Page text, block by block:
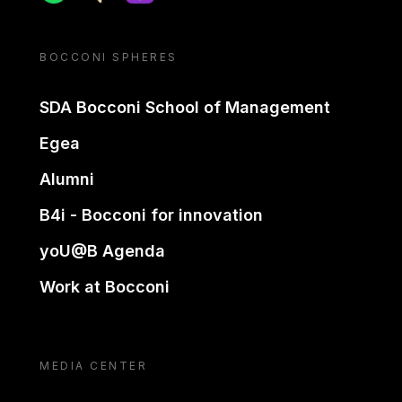
BOCCONI SPHERES
SDA Bocconi School of Management
Egea
Alumni
B4i - Bocconi for innovation
yoU@B Agenda
Work at Bocconi
MEDIA CENTER